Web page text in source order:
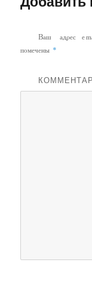
Ваш адрес
помечены *